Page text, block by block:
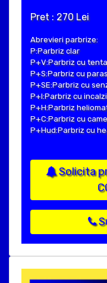
Pret : 270 Lei
Abrevieri parbrize:
P:Parbriz clar
P+V:Parbriz cu
P+S:Parbriz cu
P+SE:Parbriz cu
P+I:Parbriz cu
P+H:Parbriz
P+C:Parbriz cu
P+Hud:Parbriz cu
Solicita